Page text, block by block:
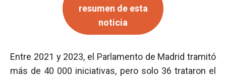
resumen de esta
noticia
Entre 2021 y 2023, el Parlamento de Madrid tramitó
más de 40 000 iniciativas, pero solo 36 trataron el